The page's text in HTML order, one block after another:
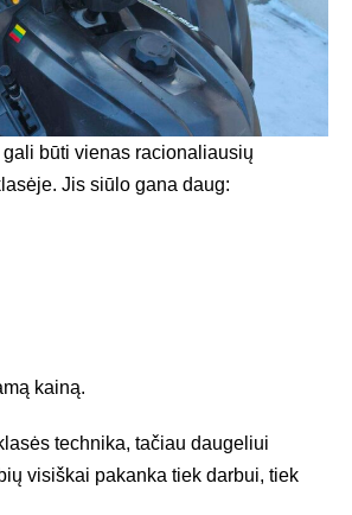
būti vienas racionaliausių
Jis siūlo gana daug:
kainą.
technika, tačiau daugeliui
visiškai pakanka tiek darbui, tiek